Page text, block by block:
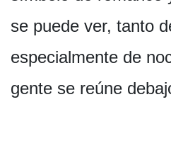
se puede ver, tanto
especialmente de
gente se reúne